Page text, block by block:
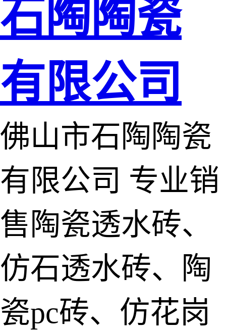
石陶陶瓷
有限公司
佛山市石陶陶瓷
有限公司 专业销
售陶瓷透水砖、
仿石透水砖、陶
瓷pc砖、仿花岗